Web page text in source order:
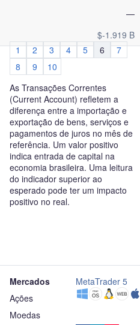
—
$-1.919 B
1
2 3 4 5 6
7
8
9
10
As Transações Correntes
(Current Account) refletem a
diferença entre a importação e
exportação de bens, serviços e
pagamentos de juros no mês de
referência. Um valor positivo
indica entrada de capital na
economia brasileira. Uma leitura
do indicador superior ao
esperado pode ter um impacto
positivo no real.
Mercados
Ações
Moedas
MetaTrader 5